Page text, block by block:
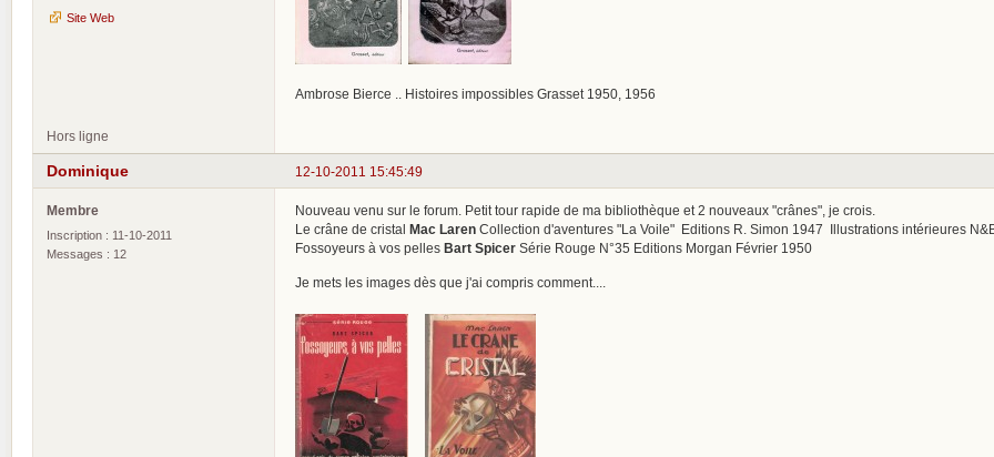
Site Web
Ambrose Bierce .. Histoires impossibles Grasset 1950, 1956
Hors ligne
12-10-2011 15:45:49
Dominique
Membre
Inscription : 11-10-2011
Messages : 12
Nouveau venu sur le forum. Petit tour rapide de ma bibliothèque et 2 nouveaux "crânes", je crois.
Le crâne de cristal Mac Laren Collection d'aventures "La Voile" Editions R. Simon 1947 Illustrations intérieures
Fossoyeurs à vos pelles Bart Spicer Série Rouge N°35 Editions Morgan Février 1950
Je mets les images dès que j'ai compris comment....